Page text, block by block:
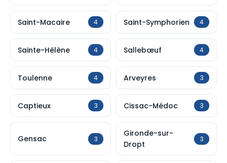
Saint-Macaire 4 Saint-Symphorien 4
Sainte-Hélène 4 Sallebœuf 4
Toulenne 4 Arveyres 3
Captieux 3 Cissac-Médoc 3
Gensac 3
Gironde-sur-
Dropt
3